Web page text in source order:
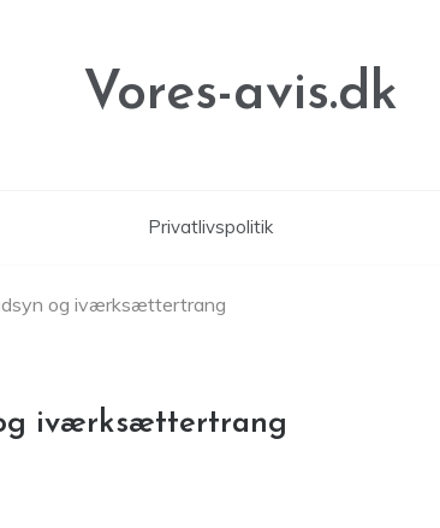
Vores-avis.dk
Privatlivspolitik
og iværksættertrang
iværksættertrang